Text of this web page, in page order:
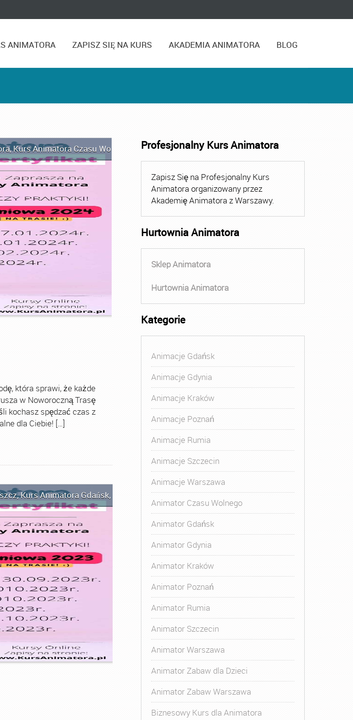
ANIMATORA ZAPISZ SIĘ NA KURS AKADEMIA ANIMATORA BLOG
,Kurs Animatora Czasu Wolnego Kurs Animatora Czasu Wolnego Warszawa
która sprawi, że każde
w Noworoczną Trasę
kochasz spędzać czas z
dla Ciebie! […]
,Kurs Animatora Gdańsk, Kurs Animatora Gdynia,Kurs Animatora Katowice
Profesjonalny Kurs Animatora
Zapisz Się na Profesjonalny Kurs
Animatora organizowany przez
Akademię Animatora z Warszawy.
Hurtownia Animatora
Sklep Animatora
Hurtownia Animatora
Kategorie
Animacje Gdańsk
Animacje Gdynia
Animacje Kraków
Animacje Poznań
Animacje Rumia
Animacje Szczecin
Animacje Warszawa
Animator Czasu Wolnego
Animator Gdańsk
Animator Gdynia
Animator Kraków
Animator Poznań
Animator Rumia
Animator Szczecin
Animator Warszawa
Animator Zabaw dla Dzieci
Animator Zabaw Warszawa
Biznesowy Kurs dla Animatora